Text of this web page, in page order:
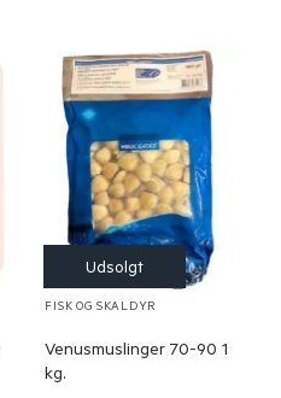
FISK OG SKALDYR
Venusmuslinger 70-90 1
kg.